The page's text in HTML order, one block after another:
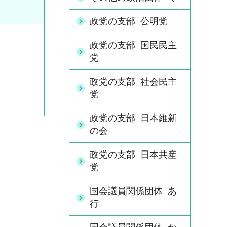
政党の支部 公明党
政党の支部 国民民主
党
政党の支部 社会民主
党
政党の支部 日本維新
の会
政党の支部 日本共産
党
国会議員関係団体 あ
行